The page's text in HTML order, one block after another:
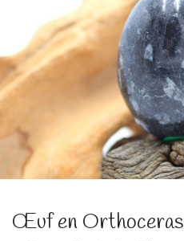
Œuf en Orthoceras